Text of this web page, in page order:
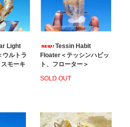
Light
ウルトラ
モーキ
Tessin Habit
Floater＜テッシンハビッ
ト、フローター＞
SOLD OUT